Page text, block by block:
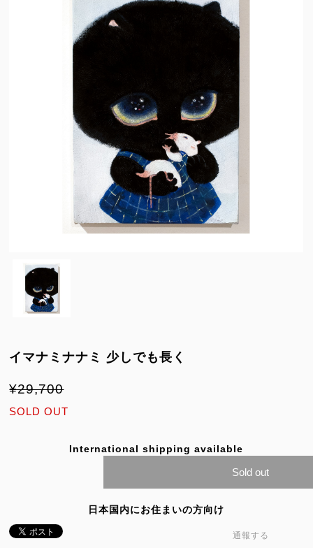
イマナミナナミ 少しでも長く
¥29,700
SOLD OUT
International shipping available
Sold out
日本国内にお住まいの方向け
通報する